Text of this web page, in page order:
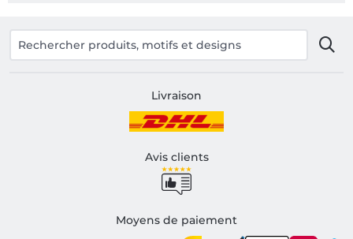
Livraison
Avis clients
Moyens de paiement